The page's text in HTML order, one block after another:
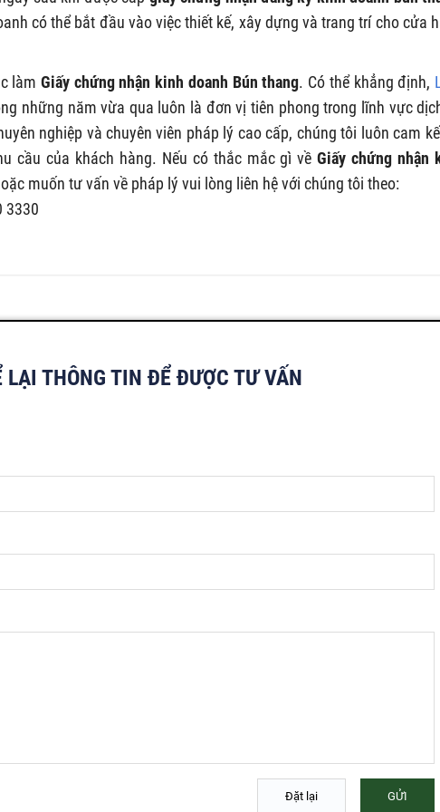
có thể bắt đầu vào việc thiết kế, xây dựng và trang trí cho cửa
làm Giấy chứng nhận kinh doanh Bún thang. Có thể khẳng định,
những năm vừa qua luôn là đơn vị tiên phong trong lĩnh vực
nghiệp và chuyên viên pháp lý cao cấp, chúng tôi luôn cam
cầu của khách hàng. Nếu có thắc mắc gì vềGiấy chứng nhận
muốn tư vấn về pháp lý vui lòng liên hệ với chúng tôi theo:
3330
LẠI THÔNG TIN ĐỂ ĐƯỢC TƯ VẤN